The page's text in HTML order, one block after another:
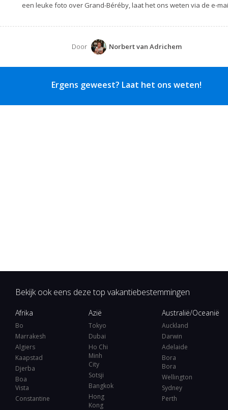
een leuke foto over Grand-Béréby, laat het ons weten via de e-
Door Norbert van Adrichem
Ergens geweest? Laat het ons weten!
Bekijk ook eens deze top vakantiebestemmingen
Afrika
Bo
Marrakesh
Algiers
Kaapstad
Djerba
Boa
Vista
Constantine
Azië
Tokyo
Dubai
Ho Chi
Minh
City
Sotsji
Bangkok
Hong
Kong
Australië/Oceanië
Auckland
Darwin
Adelaide
Bora
Bora
Wellington
Sydney
Perth